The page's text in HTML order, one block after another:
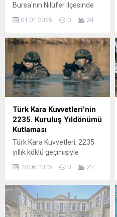
Bursa'nın Nilüfer ilçesinde
yılbaşı kutlaması sırasında
atılan havai fişekler, sitedeki
isabet etti. Ailenin evde
olmadığı dairede balkondaki
eşyalar alev alırken, yangın
kapıyı kırarak eve giren
komşuları tarafından
söndürüldü ...
01.01.2025 0 24
Türk Kara Kuvvetleri’nin
2235. Kuruluş Yıldönümü
Kutlaması
Türk Kara Kuvvetleri, 2235
yıllık köklü geçmişiyle
olan hizmetini bir kez daha
tarafından paylaşılan
mesajda, ordunun vatanın
teminatı ve milletimizin
28.06.2026 0 22